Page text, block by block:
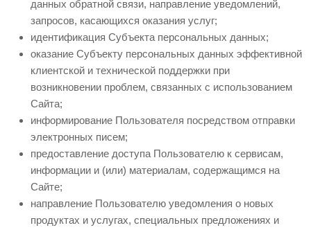
данных обратной связи, направление уведомлений,
запросов, касающихся оказания услуг;
идентификация Субъекта персональных данных;
оказание Субъекту персональных данных эффективной
клиентской и технической поддержки при
возникновении проблем, связанных с использованием
Сайта;
информирование Пользователя посредством отправки
электронных писем;
предоставление доступа Пользователю к сервисам,
информации и (или) материалам, содержащимся на
Сайте;
направление Пользователю уведомления о новых
продуктах и услугах, специальных предложениях и